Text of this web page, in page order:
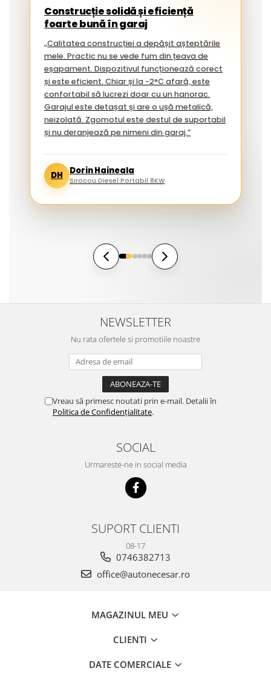
Construcție solidă și eficiență
foarte bună în garaj
„Calitatea construcției a depășit așteptările
mele. Practic nu se vede fum din țeava de
eșapament. Dispozitivul funcționează corect
și este eficient. Chiar și la -2°C afară, este
confortabil să lucrezi doar cu un hanorac.
Garajul este detașat și are o ușă metalică,
neizolată. Zgomotul este destul de suportabil
și nu deranjează pe nimeni din garaj.”
DH Dorin Haineala
Sirocou Diesel Portabil 8KW
NEWSLETTER
Nu rata ofertele si promotiile noastre
Vreau să primesc noutati prin e-mail. Detalii în
Politica de Confidențialitate.
SOCIAL
Urmareste-ne in social media
SUPORT CLIENTI
08-17
0746382713
office@autonecesar.ro
MAGAZINUL MEU
CLIENTI
DATE COMERCIALE